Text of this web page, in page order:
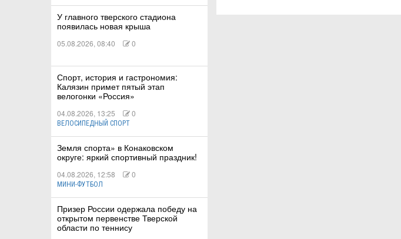
У главного тверского стадиона
появилась новая крыша
05.08.2026, 08:40 0
Спорт, история и гастрономия:
Калязин примет пятый этап
велогонки «Россия»
04.08.2026, 13:25 0
ВЕЛОСИПЕДНЫЙ СПОРТ
Земля спорта» в Конаковском
округе: яркий спортивный праздник!
04.08.2026, 12:58 0
МИНИ-ФУТБОЛ
Призер России одержала победу на
открытом первенстве Тверской
области по теннису